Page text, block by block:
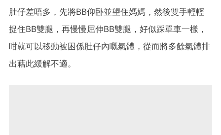
肚仔差唔多，先將BB仰卧並望住媽媽，然後雙手輕輕
捉住BB雙腿，再慢慢屈伸BB雙腿，好似踩單車一樣，
咁就可以移動被困係肚仔內嘅氣體，從而將多餘氣體排
出藉此緩解不適。